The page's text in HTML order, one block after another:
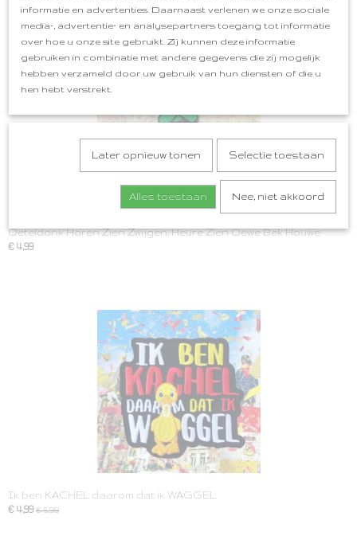
Oeteldonk Horen Zien Zwijgen, Heure Zien Oewe Bek Houwe
€ 4,99
Ik ben KACHEL daarom dat ik WAGGEL
€ 4,99 € 5,99
informatie en advertenties. Daarnaast verlenen we onze sociale
media-, advertentie- en analysepartners toegang tot informatie
over hoe u onze site gebruikt. Zij kunnen deze informatie
gebruiken in combinatie met andere gegevens die zij mogelijk
hebben verzameld door uw gebruik van hun diensten of die u
hen hebt verstrekt.
Later opnieuw tonen Selectie toestaan
Alles toestaan Nee, niet akkoord